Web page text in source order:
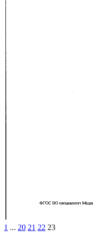
1 ... 20 21 22 23